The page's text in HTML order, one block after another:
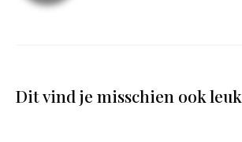
Dit vind je misschien ook leuk